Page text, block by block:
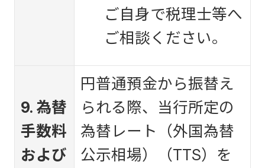
ご自身で税理士等へ
ご相談ください。
9. 為替
手数料
および
円普通預金から振替え
られる際、当行所定の
為替レート（外国為替
公示相場）（TTS）を